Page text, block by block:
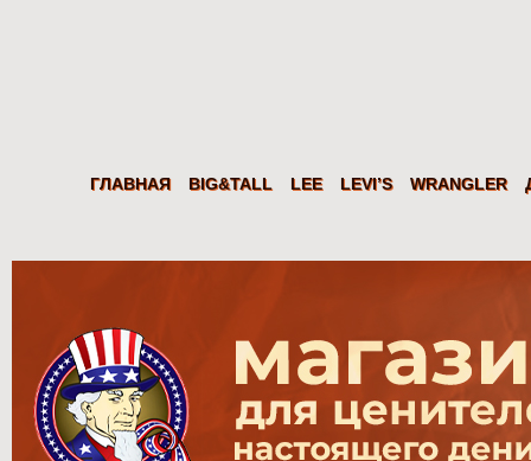
ГЛАВНАЯ BIG&TALL LEE LEVI’S WRANGLER